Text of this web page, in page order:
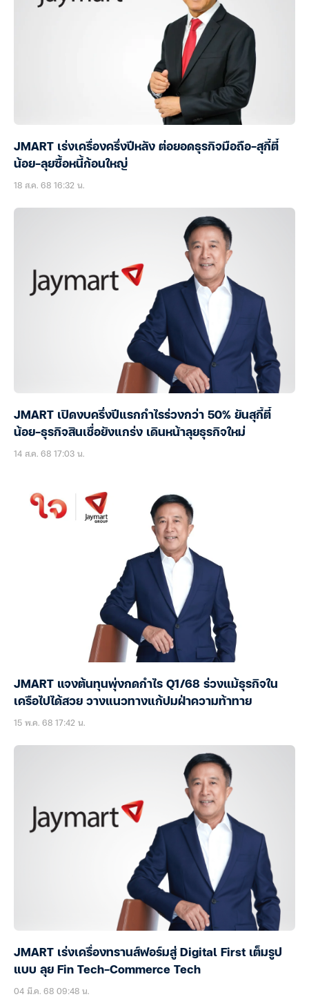
JMART เร่งเครื่องครึ่งปีหลัง ต่อยอดธุรกิจมือถือ-สุกี้ตี๋
น้อย-ลุยซื้อหนี้ก้อนใหญ่
18 ส.ค. 68 16:32 น.
JMART เปิดงบครึ่งปีแรกกำไรร่วงกว่า 50% ยันสุกี้ตี๋
น้อย-ธุรกิจสินเชื่อยังแกร่ง เดินหน้าลุยธุรกิจใหม่
14 ส.ค. 68 17:03 น.
JMART แจงต้นทุนพุ่งกดกำไร Q1/68 ร่วงแม้ธุรกิจใน
เครือไปได้สวย วางแนวทางแก้ปมฝ่าความท้าทาย
15 พ.ค. 68 17:42 น.
JMART เร่งเครื่องทรานส์ฟอร์มสู่ Digital First เต็มรูป
แบบ ลุย Fin Tech-Commerce Tech
04 มี.ค. 68 09:48 น.